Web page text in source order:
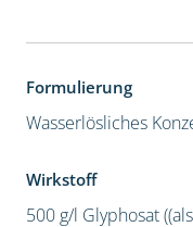
Formulierung
Wasserlösliches
Wirkstoff
500 g/l Glyphosat